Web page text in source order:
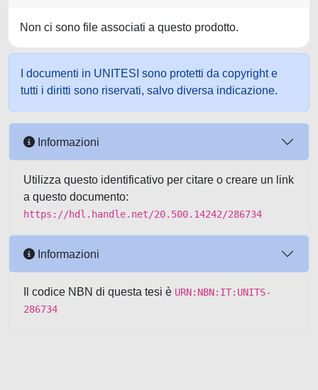
Non ci sono file associati a questo prodotto.
I documenti in UNITESI sono protetti da copyright e
tutti i diritti sono riservati, salvo diversa indicazione.
Informazioni
Utilizza questo identificativo per citare o creare un link
a questo documento:
https://hdl.handle.net/20.500.14242/286734
Informazioni
Il codice NBN di questa tesi è URN:NBN:IT:UNITS-
286734